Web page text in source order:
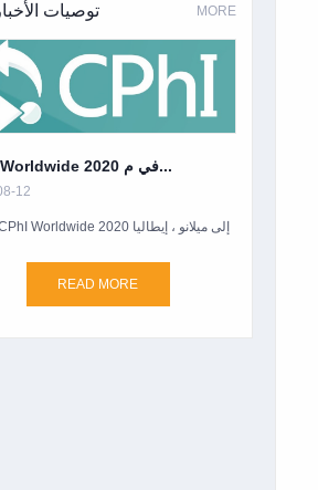
توصيات الأخبار MORE
CPhI Worldwide 2020 في م...
12
سيعود CPhI Worldwide 2020 إلى ميلانو ، إيطاليا
READ MORE